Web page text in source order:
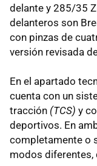
delante y 285/35
delanteros son
con pinzas de
versión revisada
En el apartado
cuenta con un
tracción (TCS) y
deportivos. En
completamente o
modos diferentes,